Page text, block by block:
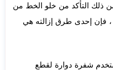
ذلك التأكد من خلو الخط من
، فإن إحدى طرق إزالته هي
شفرة دوارة لقطع